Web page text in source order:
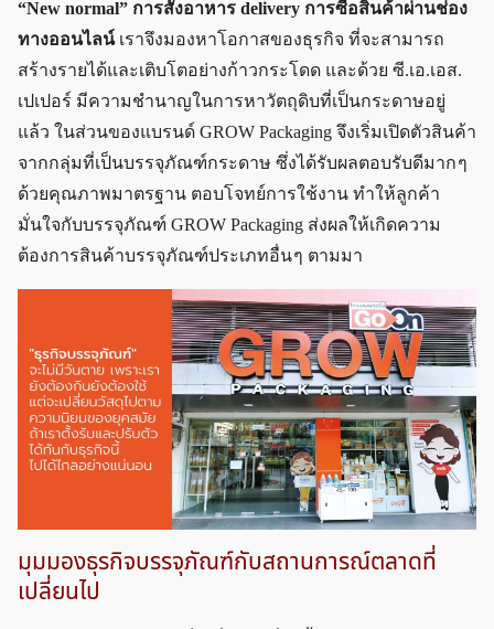
“New normal” การสั่งอาหาร delivery การซื้อสินค้าผ่านช่อง
ทางออนไลน์เราจึงมองหาโอกาสของธุรกิจ ที่จะสามารถ
สร้างรายได้และเติบโตอย่างก้าวกระโดด และด้วย ซี.เอ.เอส.
เปเปอร์ มีความชำนาญในการหาวัตถุดิบที่เป็นกระดาษอยู่
แล้ว ในส่วนของแบรนด์ GROW Packaging จึงเริ่มเปิดตัวสินค้า
จากกลุ่มที่เป็นบรรจุภัณฑ์กระดาษ ซึ่งได้รับผลตอบรับดีมาก ๆ
ด้วยคุณภาพมาตรฐาน ตอบโจทย์การใช้งาน ทำให้ลูกค้า
มั่นใจกับบรรจุภัณฑ์ GROW Packaging ส่งผลให้เกิดความ
ต้องการสินค้าบรรจุภัณฑ์ประเภทอื่น ๆ ตามมา
มุมมองธุรกิจบรรจุภัณฑ์กับสถานการณ์ตลาดที่
เปลี่ยนไป